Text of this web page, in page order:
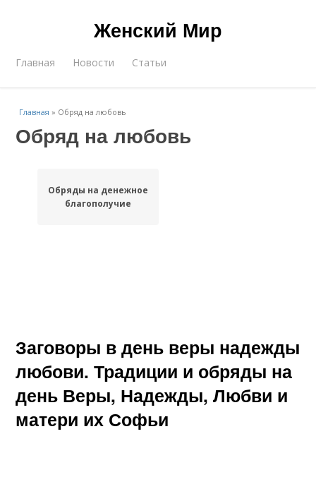
Женский Мир
Главная Новости Статьи
Главная » Обряд на любовь
Обряд на любовь
Обряды на денежное
благополучие
Заговоры в день веры надежды
любови. Традиции и обряды на
день Веры, Надежды, Любви и
матери их Софьи